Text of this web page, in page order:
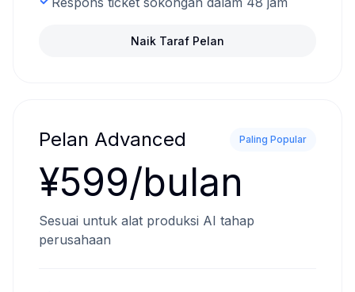
Naik Taraf Pelan
Pelan Advanced Paling Popular
¥599/bulan
Sesuai untuk alat produksi AI tahap
perusahaan